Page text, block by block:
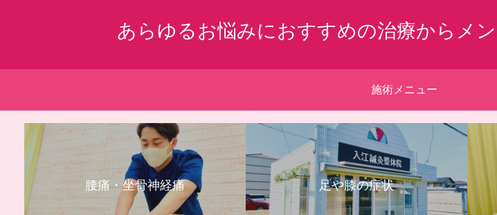
あらゆるお悩みにおすすめの治療からメ
施術メニュー
腰痛・坐骨神経痛 足や膝の症状